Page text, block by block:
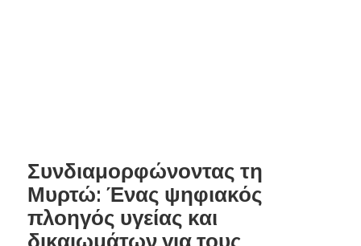
Συνδιαμορφώνοντας τη
Μυρτώ: Ένας ψηφιακός
πλοηγός υγείας και